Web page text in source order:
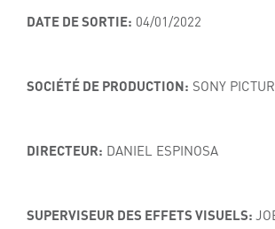
DATE DE SORTIE: 04/01/2022
SOCIÉTÉ DE PRODUCTION: SONY
DIRECTEUR: DANIEL ESPINOSA
SUPERVISEUR DES EFFETS VISUELS: